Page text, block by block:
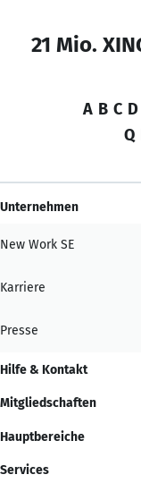
21 Mio.
A B C D
Q
Unternehmen
New Work SE
Karriere
Presse
Hilfe & Kontakt
Mitgliedschaften
Hauptbereiche
Services